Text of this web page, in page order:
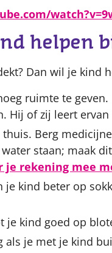
helpen
Dan wil je kind
ruimte te
Hij of zij leert
Berg
staan; maak
je rekening mee
je kind beter op
je kind goed op
als je met je kind